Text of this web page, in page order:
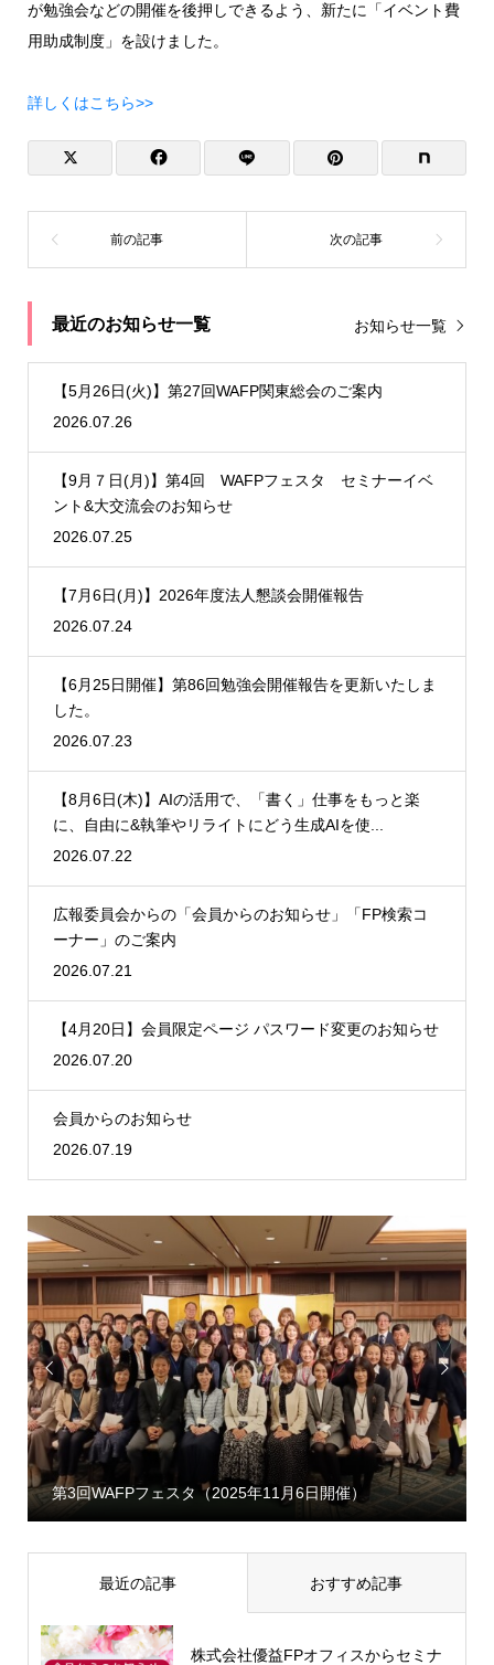
が勉強会などの開催を後押しできるよう、新たに「イベント費
用助成制度」を設けました。
詳しくはこちら>>
最近のお知らせ一覧 お知らせ一覧
【5月26日(火)】第27回WAFP関東総会のご案内
2026.07.26
【9月７日(月)】第4回 WAFPフェスタ セミナーイベ
ント&大交流会のお知らせ
2026.07.25
【7月6日(月)】2026年度法人懇談会開催報告
2026.07.24
【6月25日開催】第86回勉強会開催報告を更新いたしま
した。
2026.07.23
【8月6日(木)】AIの活用で、「書く」仕事をもっと楽
に、自由に&執筆やリライトにどう生成AIを使...
2026.07.22
広報委員会からの「会員からのお知らせ」「FP検索コ
ーナー」のご案内
2026.07.21
【4月20日】会員限定ページ パスワード変更のお知らせ
2026.07.20
会員からのお知らせ
2026.07.19

第3回WAFPフェスタ（2025年11月6日開催）

最近の記事 おすすめ記事
株式会社優益FPオフィスからセミナ